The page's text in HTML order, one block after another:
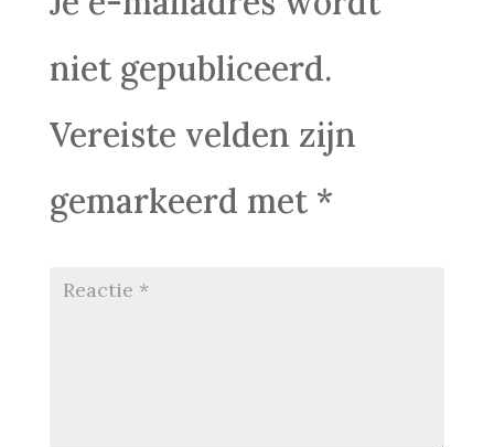
niet gepubliceerd.
Vereiste velden zijn
gemarkeerd met *